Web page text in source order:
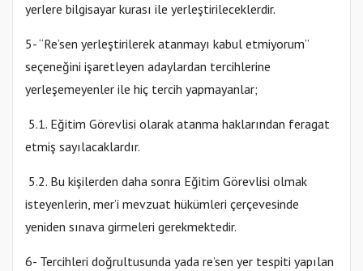
yerlere bilgisayar kurası ile yerleştirileceklerdir.
5- “Re’sen yerleştirilerek atanmayı kabul etmiyorum”
seçeneğini işaretleyen adaylardan tercihlerine
yerleşemeyenler ile hiç tercih yapmayanlar;
5.1. Eğitim Görevlisi olarak atanma haklarından feragat
etmiş sayılacaklardır.
5.2. Bu kişilerden daha sonra Eğitim Görevlisi olmak
isteyenlerin, mer’i mevzuat hükümleri çerçevesinde
yeniden sınava girmeleri gerekmektedir.
6- Tercihleri doğrultusunda yada re’sen yer tespiti yapılan